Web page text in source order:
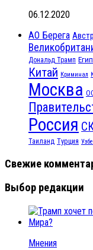
06.12.2020
АО Берега
Дональд Трамп
Китай Криминал
Москва
Россия
Таиланд Турция
Свежие
Выбор редакции
Мнения